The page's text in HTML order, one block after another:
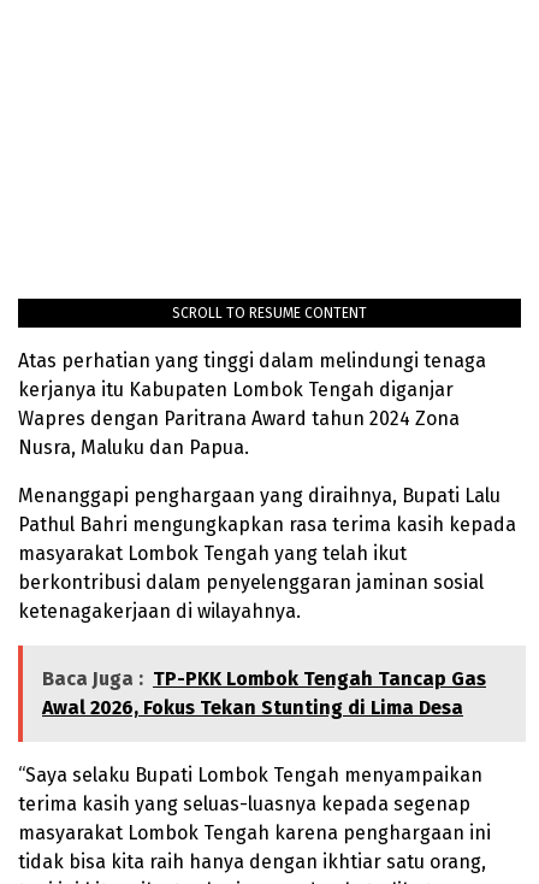
SCROLL TO RESUME CONTENT
Atas perhatian yang tinggi dalam melindungi tenaga
kerjanya itu Kabupaten Lombok Tengah diganjar
Wapres dengan Paritrana Award tahun 2024 Zona
Nusra, Maluku dan Papua.
Menanggapi penghargaan yang diraihnya, Bupati Lalu
Pathul Bahri mengungkapkan rasa terima kasih kepada
masyarakat Lombok Tengah yang telah ikut
berkontribusi dalam penyelenggaran jaminan sosial
ketenagakerjaan di wilayahnya.
Baca Juga : TP-PKK Lombok Tengah Tancap Gas
Awal 2026, Fokus Tekan Stunting di Lima Desa
“Saya selaku Bupati Lombok Tengah menyampaikan
terima kasih yang seluas-luasnya kepada segenap
masyarakat Lombok Tengah karena penghargaan ini
tidak bisa kita raih hanya dengan ikhtiar satu orang,